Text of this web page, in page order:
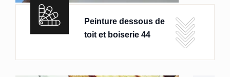
Peinture dessous de
toit et boiserie 44